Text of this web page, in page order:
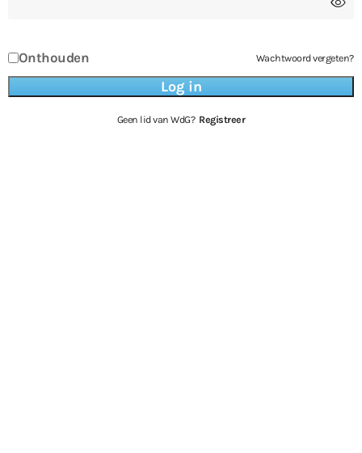
Onthouden Wachtwoord vergeten?
Geen lid van WdG? Registreer